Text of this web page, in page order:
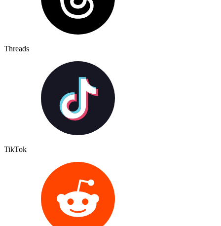
Threads
TikTok